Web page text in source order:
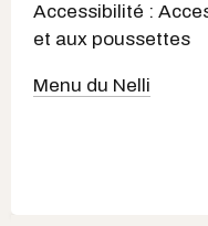
Accessibilité :
et aux poussettes
Menu du Nelli